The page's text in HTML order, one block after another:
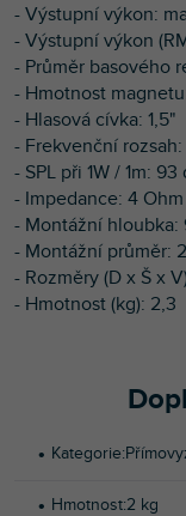
- Výstupní výkon:
- Výstupní výkon
- Průměr basového
- Hmotnost
- Hlasová cívka: 1,5"
- Frekvenční
- SPL při 1W / 1m: 93
- Impedance: 4 Ohm
- Montážní hloubka:
- Montážní průměr:
- Rozměry (D x Š x
- Hmotnost (kg): 2,3
Kategorie:
Hmotnost:2 kg